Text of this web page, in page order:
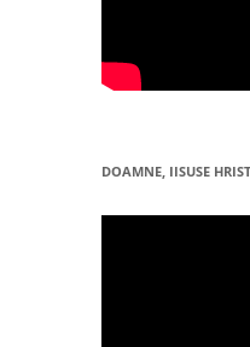
DOAMNE, IISUSE